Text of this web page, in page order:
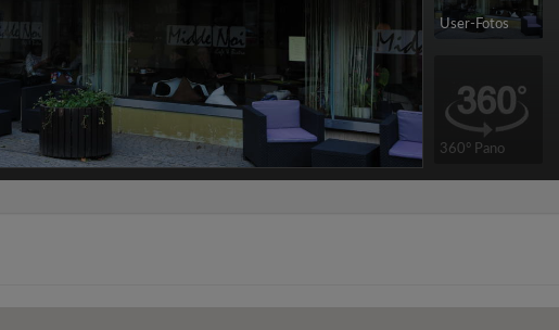
User-Fotos
360° Pano